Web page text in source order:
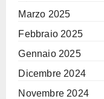
Marzo 2025
Febbraio 2025
Gennaio 2025
Dicembre 2024
Novembre 2024